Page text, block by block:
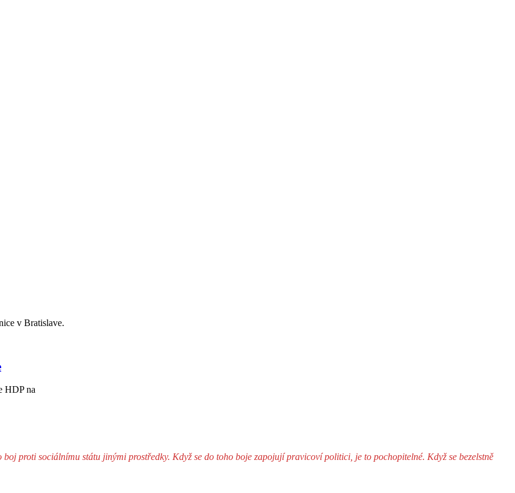
v Bratislave.
HDP na
proti sociálnímu státu jinými prostředky. Když se do toho boje zapojují pravicoví politici, je to pochopitelné. Když se bezelstně